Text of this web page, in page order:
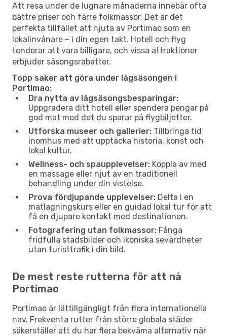
Att resa under de lugnare månaderna innebär ofta
bättre priser och färre folkmassor. Det är det
perfekta tillfället att njuta av Portimao som en
lokalinvånare – i din egen takt. Hotell och flyg
tenderar att vara billigare, och vissa attraktioner
erbjuder säsongsrabatter.
Topp saker att göra under lågsäsongen i
Portimao:
Dra nytta av lågsäsongsbesparingar:
Uppgradera ditt hotell eller spendera pengar på
god mat med det du sparar på flygbiljetter.
Utforska museer och gallerier: Tillbringa tid
inomhus med att upptäcka historia, konst och
lokal kultur.
Wellness- och spaupplevelser: Koppla av med
en massage eller njut av en traditionell
behandling under din vistelse.
Prova fördjupande upplevelser: Delta i en
matlagningskurs eller en guidad lokal tur för att
få en djupare kontakt med destinationen.
Fotografering utan folkmassor: Fånga
fridfulla stadsbilder och ikoniska sevärdheter
utan turisttrafik i din bild.
De mest reste rutterna för att nå
Portimao
Portimao är lättillgängligt från flera internationella
nav. Frekventa rutter från större globala städer
säkerställer att du har flera bekväma alternativ när